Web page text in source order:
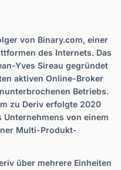
von Binary.com, einer
des Internets. Das
Yves Sireau gegründet
aktiven Online-Broker
Betriebs.
zu Deriv erfolgte 2020
von einem
Multi-Produkt-
über mehrere Einheiten